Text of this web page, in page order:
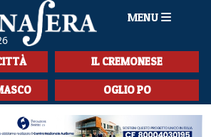
MENU
IL CREMONESE
OGLIO PO